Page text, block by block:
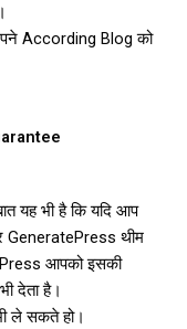
According Blog को
यह भी है कि यदि आप
थीम
आपको इसकी
देता है।
ले सकते हो।